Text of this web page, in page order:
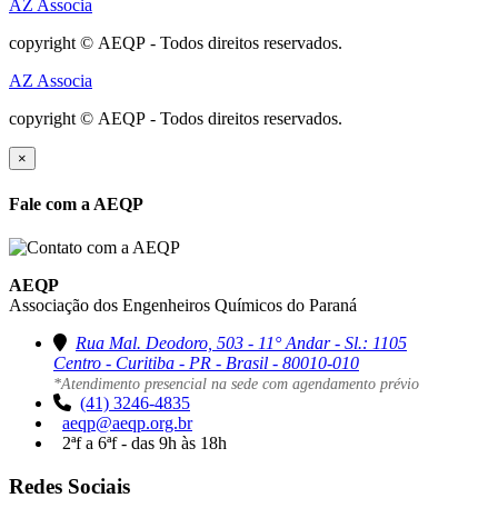
AZ Associa
copyright © AEQP - Todos direitos reservados.
AZ Associa
copyright © AEQP - Todos direitos reservados.
×
Fale com a AEQP
AEQP
Associação dos Engenheiros Químicos do Paraná
Rua Mal. Deodoro, 503 - 11° Andar - Sl.: 1105
Centro - Curitiba - PR - Brasil - 80010-010
*Atendimento presencial na sede com agendamento prévio
(41) 3246-4835
aeqp@aeqp.org.br
2ªf a 6ªf - das 9h às 18h
Redes Sociais